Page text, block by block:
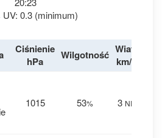
UV: 0.3 (minimum)
Ciśnienie
hPa
Wilgotność Wiatr
km/h
1015 53% 3 NE